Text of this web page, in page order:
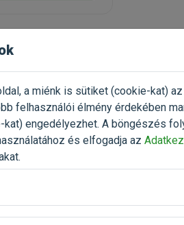
Goldfish Gold
250ml
aranyhaltáp
(1)
145g / Doboz
Tetra
a miénk is sütiket (cookie-kat)
felhasználói élmény érdekében
engedélyezhet. A böngészés
és elfogadja az